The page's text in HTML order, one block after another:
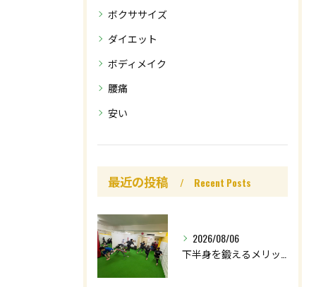
ボクササイズ
ダイエット
ボディメイク
腰痛
安い
最近の投稿 Recent Posts
2026/08/06